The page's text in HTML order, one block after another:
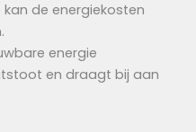
de energiekosten
energie
en draagt bij aan